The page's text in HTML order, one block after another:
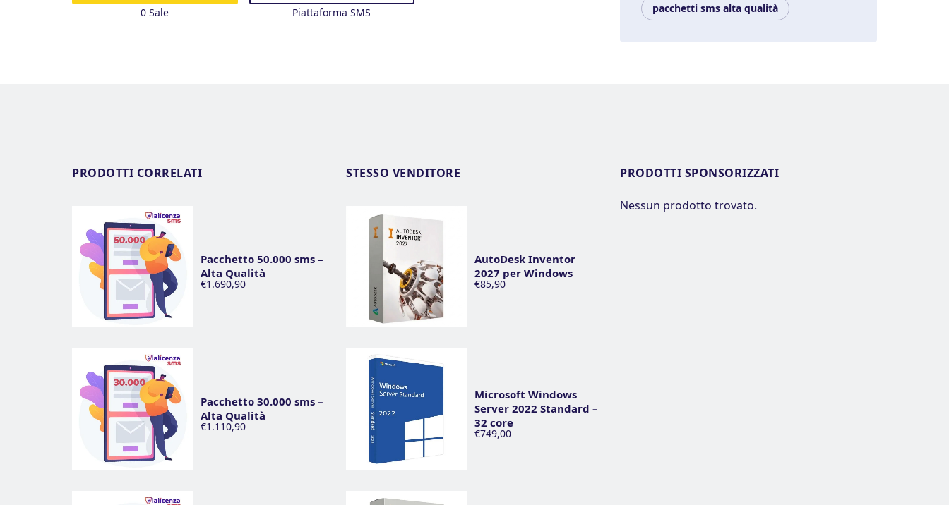
0 Sale Piattaforma SMS pacchetti sms alta qualità
PRODOTTI CORRELATI
Pacchetto 50.000 sms –
Alta Qualità
€1.690,90
Pacchetto 30.000 sms –
Alta Qualità
€1.110,90
STESSO VENDITORE
AutoDesk Inventor
2027 per Windows
€85,90
Microsoft Windows
Server 2022 Standard –
32 core
€749,00
PRODOTTI SPONSORIZZATI
Nessun prodotto trovato.